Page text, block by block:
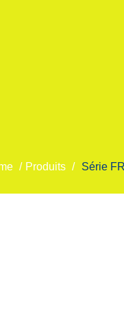
/ Produits / Série